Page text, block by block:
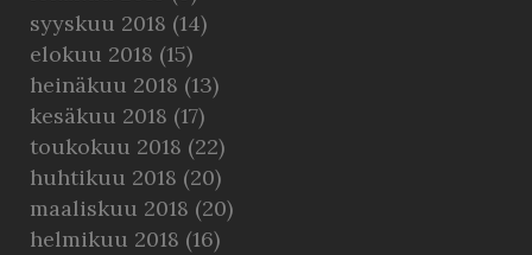
syyskuu 2018 (14)
elokuu 2018 (15)
heinäkuu 2018 (13)
kesäkuu 2018 (17)
toukokuu 2018 (22)
huhtikuu 2018 (20)
maaliskuu 2018 (20)
helmikuu 2018 (16)